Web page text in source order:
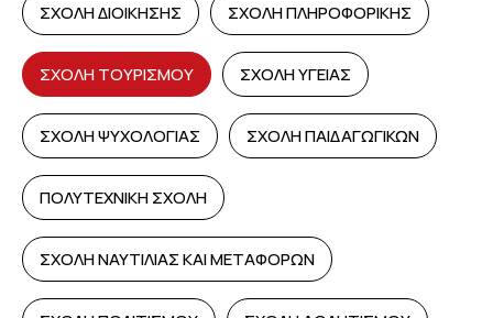
ΣΧΟΛΗ ΔΙΟΙΚΗΣΗΣ ΣΧΟΛΗ ΠΛΗΡΟΦΟΡΙΚΗΣ
ΣΧΟΛΗ ΤΟΥΡΙΣΜΟΥ ΣΧΟΛΗ ΥΓΕΙΑΣ
ΣΧΟΛΗ ΨΥΧΟΛΟΓΙΑΣ ΣΧΟΛΗ ΠΑΙΔΑΓΩΓΙΚΩΝ
ΠΟΛΥΤΕΧΝΙΚΗ ΣΧΟΛΗ
ΣΧΟΛΗ ΝΑΥΤΙΛΙΑΣ ΚΑΙ ΜΕΤΑΦΟΡΩΝ